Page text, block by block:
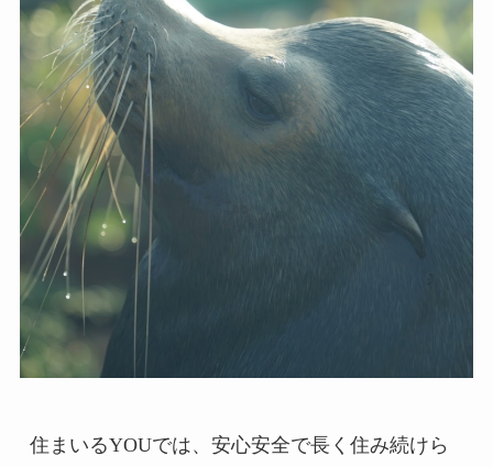
住まいるYOUでは、安心安全で長く住み続けら